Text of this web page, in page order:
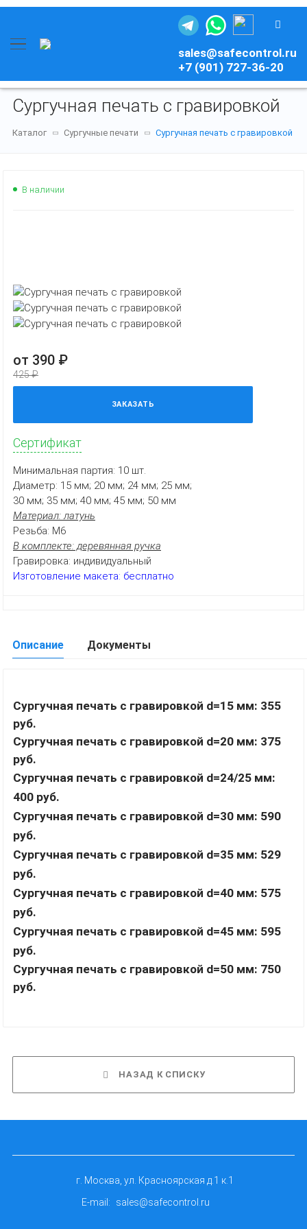
sales@safecontrol.ru
+7 (901) 727-36-20
Сургучная печать с гравировкой
Каталог Сургучные печати Сургучная печать с гравировкой
В наличии
от 390 ₽
425 ₽
ЗАКАЗАТЬ
Сертификат
Минимальная партия: 10 шт.
Диаметр: 15 мм; 20 мм; 24 мм; 25 мм;
30 мм; 35 мм; 40 мм; 45 мм; 50 мм
Материал: латунь
Резьба: М6
В комплекте: деревянная ручка
Гравировка: индивидуальный
Изготовление макета: бесплатно
Описание Документы
Сургучная печать с гравировкой d=15 мм: 355
руб.
Сургучная печать с гравировкой d=20 мм: 375
руб.
Сургучная печать с гравировкой d=24/25 мм:
400 руб.
Сургучная печать с гравировкой d=30 мм: 590
руб.
Сургучная печать с гравировкой d=35 мм: 529
руб.
Сургучная печать с гравировкой d=40 мм: 575
руб.
Сургучная печать с гравировкой d=45 мм: 595
руб.
Сургучная печать с гравировкой d=50 мм: 750
руб.
НАЗАД К СПИСКУ
г. Москва, ул. Красноярская д.1 к.1
E-mail:
sales@safecontrol.ru